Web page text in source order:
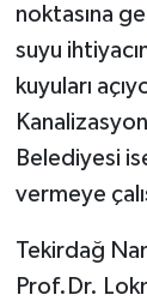
noktasına
suyu
kuyuları
Belediyesi
vermeye
Tekirdağ
Prof.Dr.